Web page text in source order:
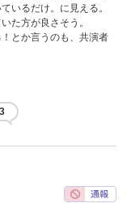
いるだけ。に見える。
た方が良さそう。
とか言うのも、共演者